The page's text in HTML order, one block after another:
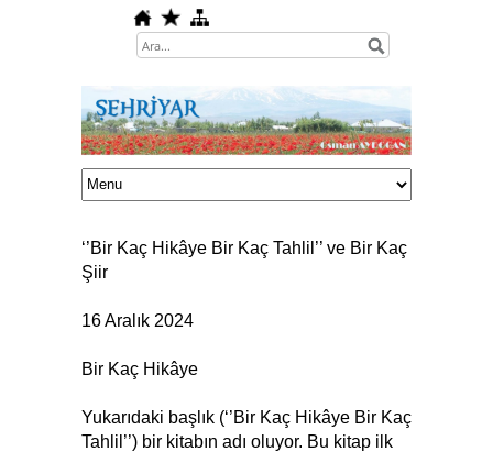
‘’Bir Kaç Hikâye Bir Kaç Tahlil’’ ve Bir Kaç
Şiir
16 Aralık 2024
Bir Kaç Hikâye
Yukarıdaki başlık (‘’Bir Kaç Hikâye Bir Kaç
Tahlil’’) bir kitabın adı oluyor. Bu kitap ilk